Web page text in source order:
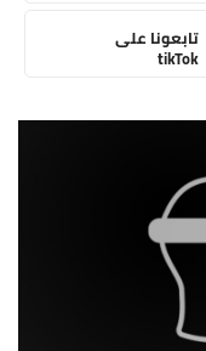
تابعونا على
tikTok